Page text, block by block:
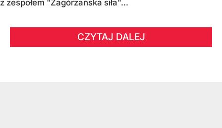
z zespołem "Zagórzańska siła"...
CZYTAJ DALEJ